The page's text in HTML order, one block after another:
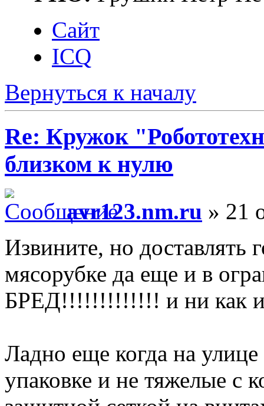
Сайт
ICQ
Вернуться к началу
Re: Кружок
близком к нулю
avr123.nm.ru » 21
Извините, но доставлять
мясорубке да еще и в
БРЕД!!!!!!!!!!!!! и ни как
Ладно еще когда на
упаковке и не тяжелые с